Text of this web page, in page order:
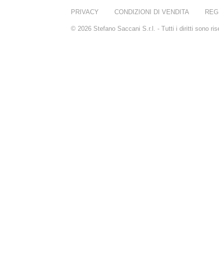
PRIVACY CONDIZIONI DI VENDITA
© 2026 Stefano Saccani S.r.l. - Tutti i diritti sono